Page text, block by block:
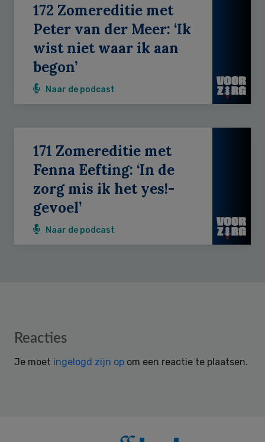
172 Zomereditie met
Peter van der Meer: ‘Ik
wist niet waar ik aan
begon’
Naar de podcast
171 Zomereditie met
Fenna Eefting: ‘In de
zorg mis ik het yes!-
gevoel’
Naar de podcast
Reader
Reacties
Je moet ingelogd zijn op om een reactie te plaatsen.